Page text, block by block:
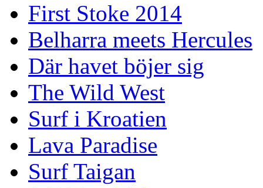
First Stoke 2014
Belharra meets Hercules
Där havet böjer sig
The Wild West
Surf i Kroatien
Lava Paradise
Surf Taigan